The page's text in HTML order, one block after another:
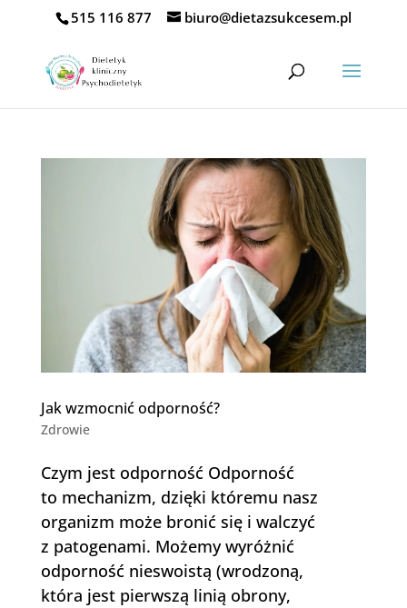
515 116 877 biuro@dietazsukcesem.pl
Jak wzmocnić odporność?
Zdrowie
Czym jest odporność Odporność
to mechanizm, dzięki któremu nasz
organizm może bronić się i walczyć
z patogenami. Możemy wyróżnić
odporność nieswoistą (wrodzoną,
która jest pierwszą linią obrony,